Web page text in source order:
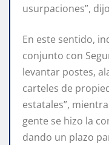
usurpaciones”,
En este sentido,
conjunto con
levantar postes,
carteles de
estatales”,
gente se hizo la
dando un plazo